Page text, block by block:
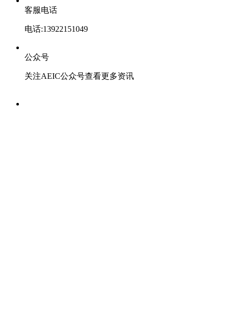
客服电话
电话:13922151049
公众号
关注AEIC公众号查看更多资讯